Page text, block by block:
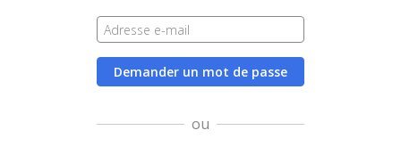
Adresse e-mail
Demander un mot de passe
ou